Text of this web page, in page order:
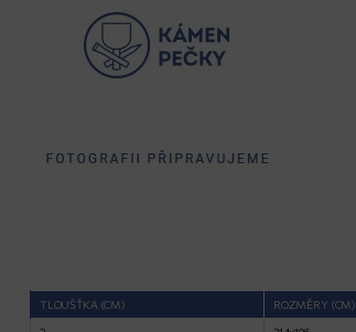
TLOUŠŤKA (CM) ROZMĚRY (CM)